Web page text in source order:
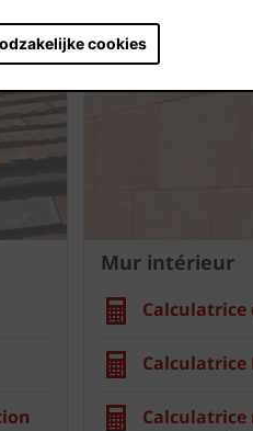
cookies
Mur intérieur
Calculatrice
Calculatrice